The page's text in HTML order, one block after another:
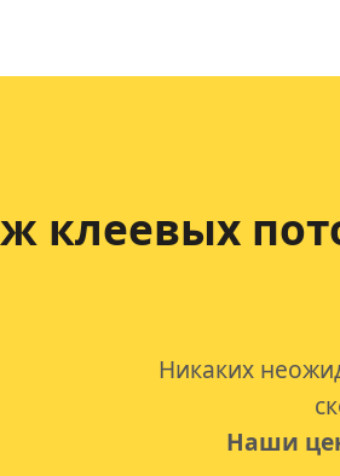
клеевых
Никаких
Наши